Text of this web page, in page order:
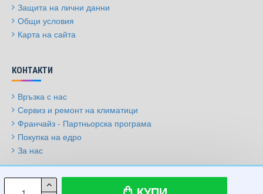
Защита на лични данни
Общи условия
Карта на сайта
КОНТАКТИ
Връзка с нас
Сервиз и ремонт на климатици
Франчайз - Партньорска програма
Покупка на едро
За нас
© 2009-2026, Климатици.бг, Всички права запазени